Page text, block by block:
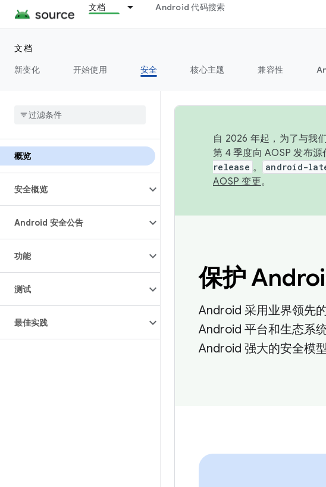
文档 Android 代码搜索
文档
新变化
开始使用 安全 核心主题 兼容性
概览
安全概览
Android 安全公告
功能
测试
最佳实践
自 2026 年起，为了与我
第 4 季度向 AOSP 发布
release 。 android-
AOSP 变更。
保护
Android 采用业界领先
Android 平台和生态系
Android 强大的安全模